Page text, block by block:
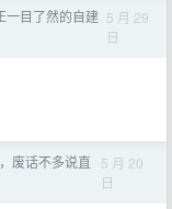
一目了然的自建 5 月 29
日
废话不多说直
5 月 20
日